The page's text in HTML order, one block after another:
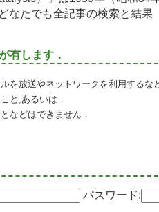
なたでも全記事の検索と結
有します．
を放送やネットワークを利用するな
と,あるいは，
などはできません．
パスワード: